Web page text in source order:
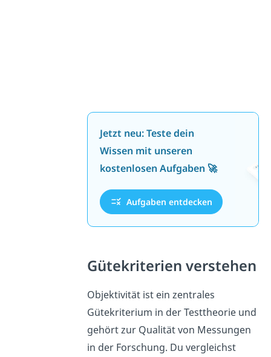
Jetzt neu: Teste dein
Wissen mit unseren
kostenlosen Aufgaben 🚀
Aufgaben entdecken
Gütekriterien verstehen
Objektivität ist ein zentrales
Gütekriterium in der Testtheorie und
gehört zur Qualität von Messungen
in der Forschung. Du vergleichst